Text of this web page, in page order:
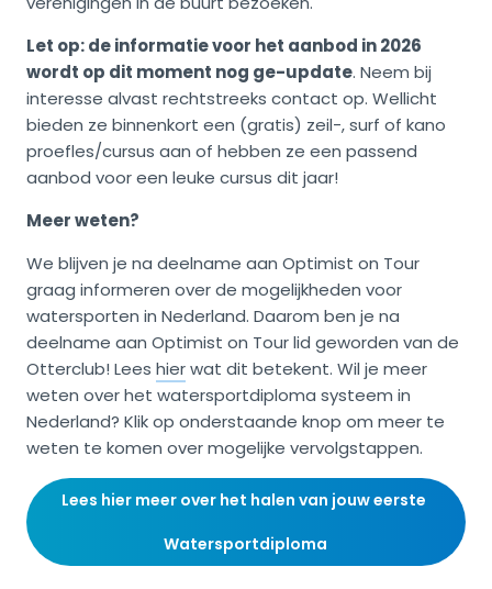
Let op: de informatie voor het aanbod in 2026
wordt op dit moment nog ge-update. Neem bij
interesse alvast rechtstreeks contact op. Wellicht
bieden ze binnenkort een (gratis) zeil-, surf of kano
proefles/cursus aan of hebben ze een passend
aanbod voor een leuke cursus dit jaar!
Meer weten?
We blijven je na deelname aan Optimist on Tour
graag informeren over de mogelijkheden voor
watersporten in Nederland. Daarom ben je na
deelname aan Optimist on Tour lid geworden van de
Otterclub! Lees hierwat dit betekent. Wil je meer
weten over het watersportdiploma systeem in
Nederland? Klik op onderstaande knop om meer te
weten te komen over mogelijke vervolgstappen.
Lees hier meer over het halen van jouw eerste
Watersportdiploma